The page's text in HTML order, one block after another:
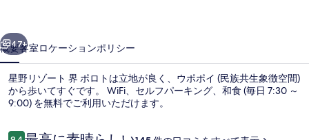
ポ
ロ
ト
の
写
次へ
47+
概要客室ロケーションポリシー
星野リゾート 界 ポロトは立地が良く、ウポポイ (民族共生象徴空間)
から歩いてすぐです。 WiFi、セルフパーキング、和食 (毎日 7:30 ～
9:00) を無料でご利用いただけます。
口